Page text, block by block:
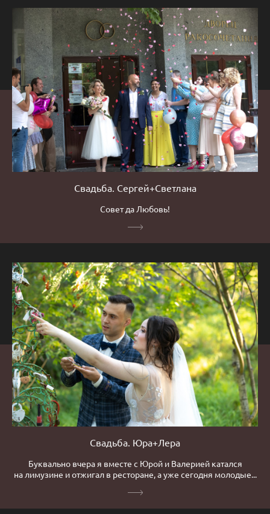
Свадьба. Сергей+Светлана
Совет да Любовь!
Свадьба. Юра+Лера
Буквально вчера я вместе с Юрой и Валерией катался
на лимузине и отжигал в ресторане, а уже сегодня молодые...